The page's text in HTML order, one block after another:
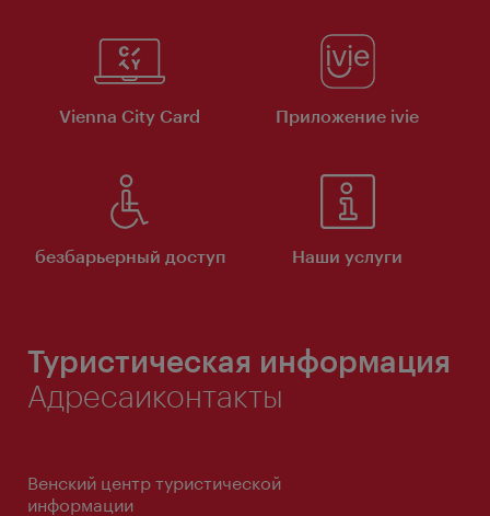
Vienna City Card Приложение ivie
безбарьерный доступ Наши услуги
Туристическая информация
Адресаиконтакты
Венский центр туристической
информации